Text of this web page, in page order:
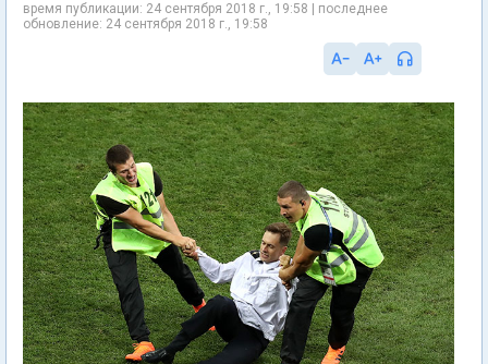
время публикации: 24 сентября 2018 г., 19:58 | последнее
обновление: 24 сентября 2018 г., 19:58